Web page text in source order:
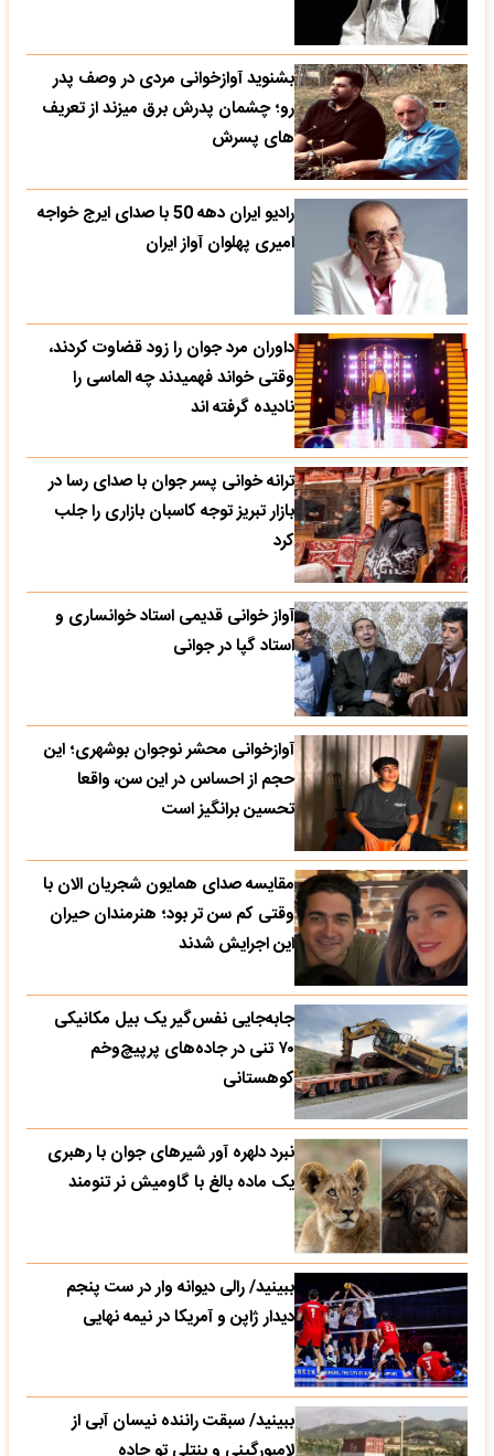
بشنوید آوازخوانی مردی در وصف پدر
رو؛ چشمان پدرش برق میزند از تعریف
های پسرش
رادیو ایران دهه 50 با صدای ایرج خواجه
امیری پهلوان آواز ایران
داوران مرد جوان را زود قضاوت کردند،
وقتی خواند فهمیدند چه الماسی را
نادیده گرفته اند
ترانه خوانی پسر جوان با صدای رسا در
بازار تبریز توجه کاسبان بازاری را جلب
کرد
آواز خوانی قدیمی استاد خوانساری و
استاد گپا در جوانی
آوازخوانی محشر نوجوان بوشهری؛ این
حجم از احساس در این سن، واقعا
تحسین‌ برانگیز است
مقایسه صدای همایون شجریان الان با
وقتی کم سن تر بود؛ هنرمندان حیران
این اجرایش شدند
جابه‌جایی نفس‌گیر یک بیل مکانیکی
۷۰ تنی در جاده‌های پرپیچ‌وخم
کوهستانی
نبرد دلهره آور شیرهای جوان با رهبری
یک ماده بالغ با گاومیش نر تنومند
ببینید/ رالی دیوانه وار در ست پنجم
دیدار ژاپن و آمریکا در نیمه نهایی
ببینید/ سبقت راننده نیسان آبی از